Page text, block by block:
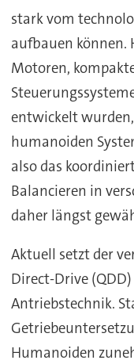
stark vom
aufbauen können.
Motoren,
entwickelt
humanoiden
also das
Balancieren in
daher längst
Aktuell setzt der
Direct-Drive
Antriebstechnik.
Humanoiden